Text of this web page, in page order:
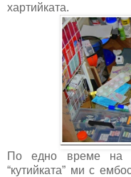
хартийката.
По едно време на
“кутийката” ми с